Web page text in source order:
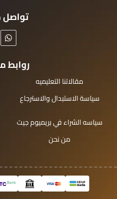
تواصل
روابط
مقالاتنا التعليميه
سياسة الاستبدال والاسترجاع
سياسه الشراء في بريميوم جيت
من نحن